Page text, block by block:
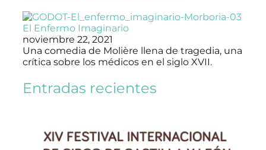
El Enfermo Imaginario
noviembre 22, 2021
Una comedia de ​Molière llena de tragedia, una
crítica sobre los médicos en el siglo XVII.
Entradas recientes